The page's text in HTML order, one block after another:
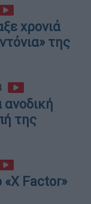
χρονιά
της
της
«X Factor»